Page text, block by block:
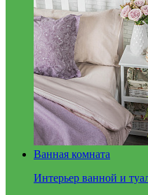
Ванная комната
Интерьер ванной и